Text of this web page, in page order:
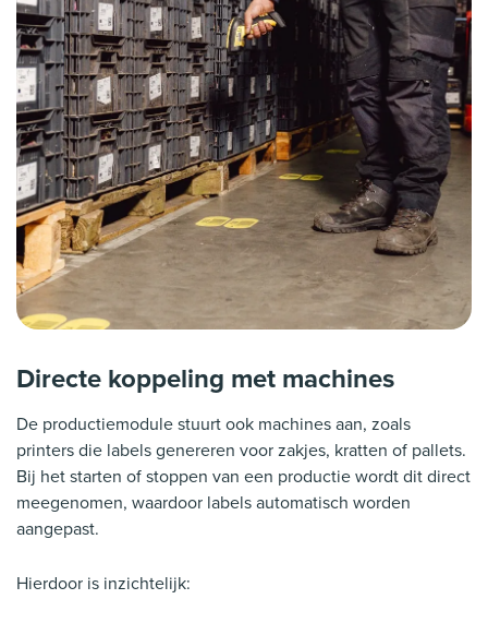
Directe koppeling met machines
De productiemodule stuurt ook machines aan, zoals
printers die labels genereren voor zakjes, kratten of pallets.
Bij het starten of stoppen van een productie wordt dit direct
meegenomen, waardoor labels automatisch worden
aangepast.
Hierdoor is inzichtelijk: